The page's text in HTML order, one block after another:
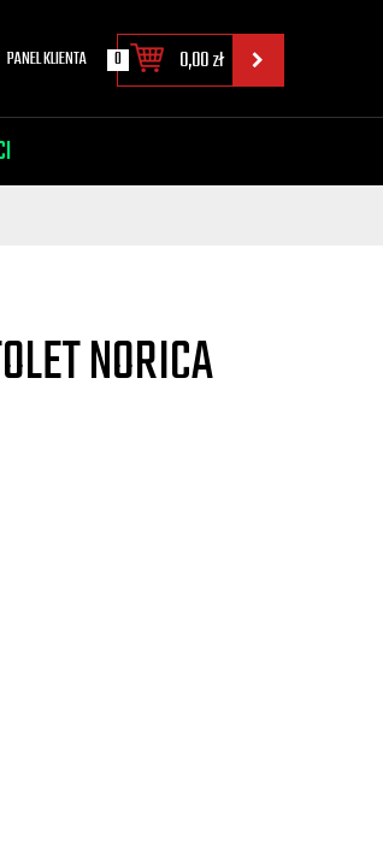
0 0,00zł
PANEL KLIENTA
NORICA